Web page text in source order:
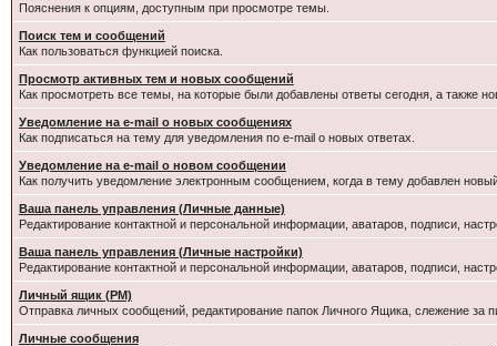
Пояснения к опциям, доступным при просмотре темы.
Поиск тем и сообщений
Как пользоваться функцией поиска.
Просмотр активных тем и новых сообщений
Как просмотреть все темы, на которые были добавлены ответы сегодня, а также
Уведомление на e-mail о новых сообщениях
Как подписаться на тему для уведомления по e-mail о новых ответах.
Уведомление на е-mail о новом сообщении
Как получить уведомление электронным сообщением, когда в тему добавлен
Ваша панель управления (Личные данные)
Редактирование контактной и персональной информации, аватаров, подписи,
Ваша панель управления (Личные настройки)
Редактирование контактной и персональной информации, аватаров, подписи,
Личный ящик (PM)
Отправка личных сообщений, редактирование папок Личного Ящика, слежение за
Личные сообщения